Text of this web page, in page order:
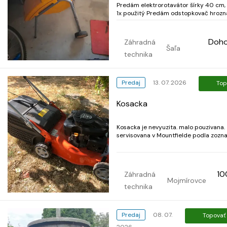
Predám elektrorotavátor šírky 40 cm,
1x použitý Predám odstopkovač
Záhradná
technika
Šaľa
Predaj 13. 07. 2026
Kosacka
Kosacka je nevyuzita. malo pouzivana.
servisovana v Mountfielde podla
Záhradná
technika
Mojmírovce
Predaj
08. 07.
Topovať